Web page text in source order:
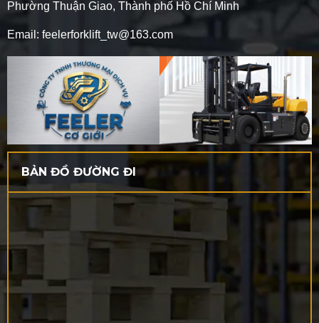
Phường Thuận Giao, Thành phố Hồ Chí Minh
Email: feelerforklift_tw@163.com
BẢN ĐỒ ĐƯỜNG ĐI